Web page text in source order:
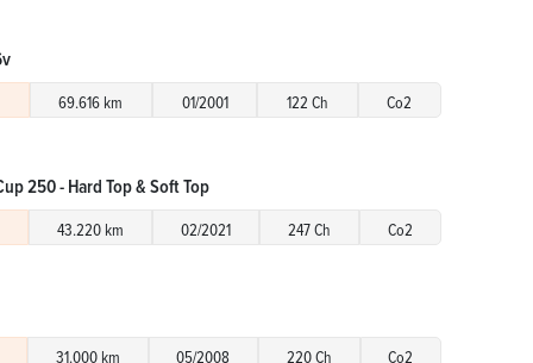
69.616 km 01/2001 122 Ch Co2
250 - Hard Top & Soft Top
43.220 km 02/2021 247 Ch Co2
31.000 km 05/2008 220 Ch Co2